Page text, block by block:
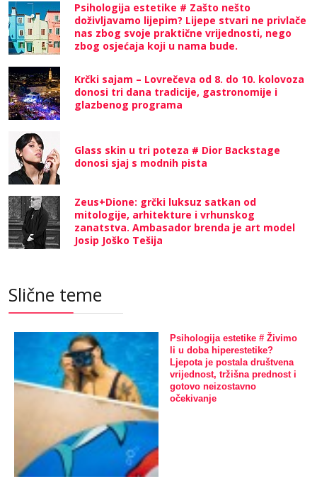
Psihologija estetike # Zašto nešto
doživljavamo lijepim? Lijepe stvari ne privlače
nas zbog svoje praktične vrijednosti, nego
zbog osjećaja koji u nama bude.
Krčki sajam – Lovrečeva od 8. do 10. kolovoza
donosi tri dana tradicije, gastronomije i
glazbenog programa
Glass skin u tri poteza # Dior Backstage
donosi sjaj s modnih pista
Zeus+Dione: grčki luksuz satkan od
mitologije, arhitekture i vrhunskog
zanatstva. Ambasador brenda je art model
Josip Joško Tešija
Slične teme
Psihologija estetike # Živimo
li u doba hiperestetike?
Ljepota je postala društvena
vrijednost, tržišna prednost i
gotovo neizostavno
očekivanje